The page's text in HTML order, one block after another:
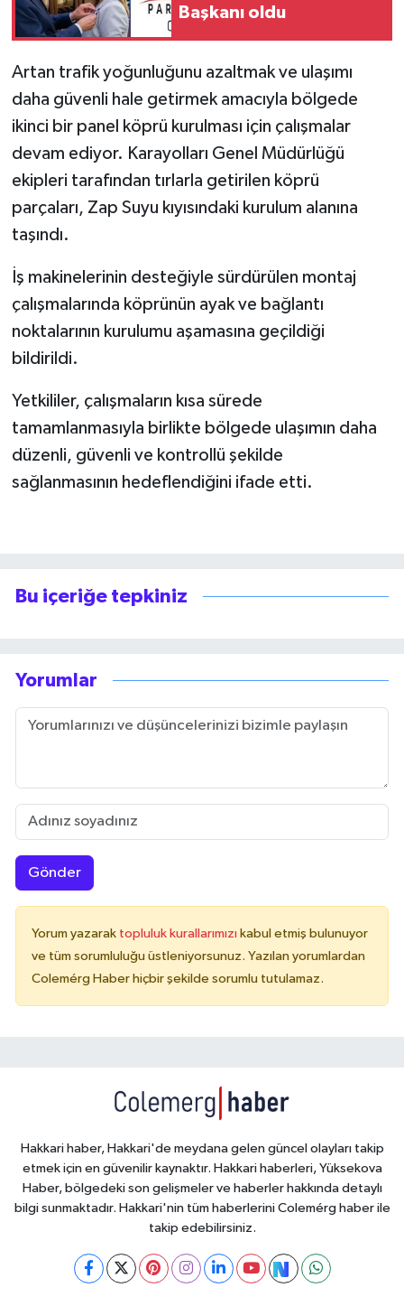
Başkanı oldu
Artan trafik yoğunluğunu azaltmak ve ulaşımı
daha güvenli hale getirmek amacıyla bölgede
ikinci bir panel köprü kurulması için çalışmalar
devam ediyor. Karayolları Genel Müdürlüğü
ekipleri tarafından tırlarla getirilen köprü
parçaları, Zap Suyu kıyısındaki kurulum alanına
taşındı.
İş makinelerinin desteğiyle sürdürülen montaj
çalışmalarında köprünün ayak ve bağlantı
noktalarının kurulumu aşamasına geçildiği
bildirildi.
Yetkililer, çalışmaların kısa sürede
tamamlanmasıyla birlikte bölgede ulaşımın daha
düzenli, güvenli ve kontrollü şekilde
sağlanmasının hedeflendiğini ifade etti.
Bu içeriğe tepkiniz
Yorumlar
Gönder
Yorum yazarak topluluk kurallarımızı kabul etmiş bulunuyor
ve tüm sorumluluğu üstleniyorsunuz. Yazılan yorumlardan
Colemérg Haber hiçbir şekilde sorumlu tutulamaz.
Hakkari haber, Hakkari'de meydana gelen güncel olayları takip
etmek için en güvenilir kaynaktır. Hakkari haberleri, Yüksekova
Haber, bölgedeki son gelişmeler ve haberler hakkında detaylı
bilgi sunmaktadır. Hakkari'nin tüm haberlerini Colemérg haber ile
takip edebilirsiniz.